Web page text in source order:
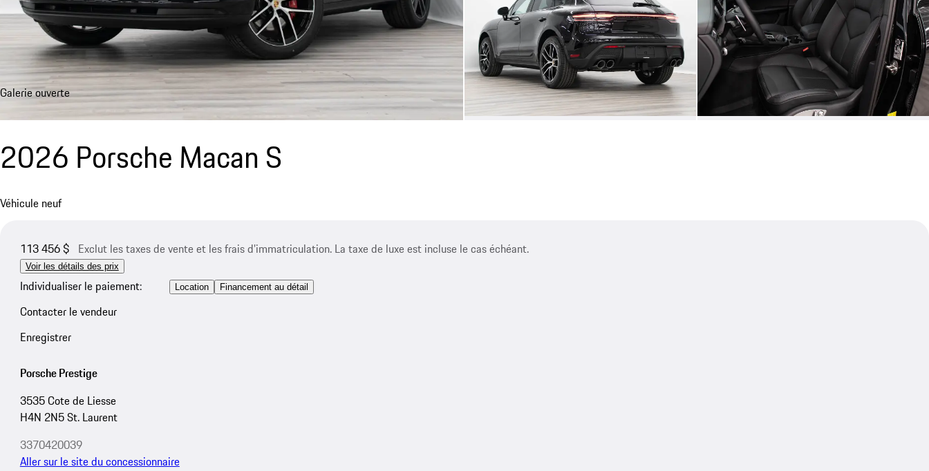
Galerie ouverte
2026 Porsche Macan S
Véhicule neuf
113 456 $ Exclut les taxes de vente et les frais d’immatriculation. La taxe de luxe est incluse le cas échéant.
Voir les détails des prix
Individualiser le paiement: Location Financement au détail
Contacter le vendeur
Enregistrer
Porsche Prestige
3535 Cote de Liesse
H4N 2N5 St. Laurent
3370420039
Aller sur le site du concessionnaire